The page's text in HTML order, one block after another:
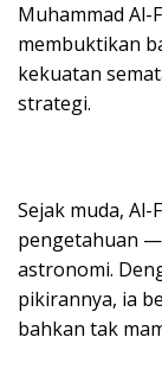
Muhammad Al-
membuktikan
kekuatan
strategi.
Sejak muda,
pengetahuan
astronomi.
pikirannya, ia
bahkan tak